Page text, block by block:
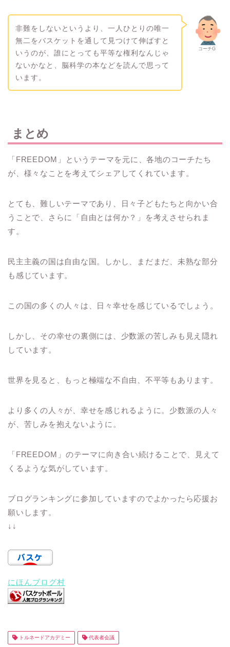
コーチG
非難をしないというより、一人ひとりの唯一
無二をバスケットを通して見つけて伸ばすと
いうのが、誰にとっても平等な権利なんじゃ
ないかなと、脳科学の本などを読んで思って
います。
まとめ
「FREEDOM」というテーマを元に、各地のコーチたち
が、様々なことを考えてシェアしてくれています。
とても、難しいテーマであり、日々子どもたちと向かい合
うことで、さらに「自由とは何か？」を考えさせられま
す。
民主主義の国は自由な国。しかし、まだまだ、未熟な部分
も感じています。
この国の多くの人々は、日々幸せを感じているでしょう。
しかし、その幸せの裏側には、少数派の苦しみも見え隠れ
しています。
世界を見ると、もっと極端な不自由、不平等もあります。
より多くの人々が、幸せを感じれるように。少数派の人々
が、苦しみを抱えないように。
「FREEDOM」のテーマに向き合い続けることで、見えて
くるような気がしています。
ブログランキングに参加していますのでよかったら応援お
願いします。
↓↓
にほんブログ村
トルネードアカデミー 代表者会議